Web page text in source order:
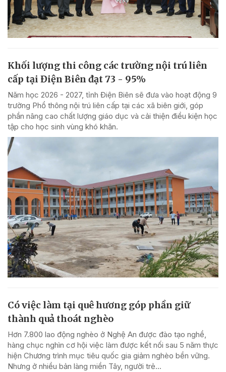
Khối lượng thi công các trường nội trú liên
cấp tại Điện Biên đạt 73 - 95%
Năm học 2026 - 2027, tỉnh Điện Biên sẽ đưa vào hoạt động 9
trường Phổ thông nội trú liên cấp tại các xã biên giới, góp
phần nâng cao chất lượng giáo dục và cải thiện điều kiện học
tập cho học sinh vùng khó khăn.
Có việc làm tại quê hương góp phần giữ
thành quả thoát nghèo
Hơn 7.800 lao động nghèo ở Nghệ An được đào tạo nghề,
hàng chục nghìn cơ hội việc làm được kết nối sau 5 năm thực
hiện Chương trình mục tiêu quốc gia giảm nghèo bền vững.
Nhưng ở nhiều bản làng miền Tây, người trẻ...